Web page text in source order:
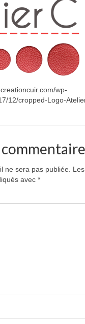
wp-
12/cropped-Logo-
commentaire
ne sera pas publiée.
avec *